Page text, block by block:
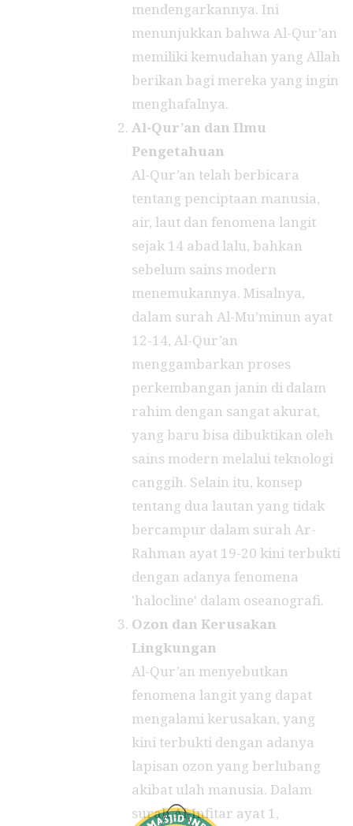
mendengarkannya. Ini
menunjukkan bahwa Al-Qur’an
memiliki kemudahan yang Allah
berikan bagi mereka yang ingin
menghafalnya.
Al-Qur’an dan Ilmu
Pengetahuan
Al-Qur’an telah berbicara
tentang penciptaan manusia,
air, laut dan fenomena langit
sejak 14 abad lalu, bahkan
sebelum sains modern
menemukannya. Misalnya,
dalam surah Al-Mu’minun ayat
12-14, Al-Qur’an
menggambarkan proses
perkembangan janin di dalam
rahim dengan sangat akurat,
yang baru bisa dibuktikan oleh
sains modern melalui teknologi
canggih. Selain itu, konsep
tentang dua lautan yang tidak
bercampur dalam surah Ar-
Rahman ayat 19-20 kini terbukti
dengan adanya fenomena
'halocline' dalam oseanografi.
Ozon dan Kerusakan
Lingkungan
Al-Qur’an menyebutkan
fenomena langit yang dapat
mengalami kerusakan, yang
kini terbukti dengan adanya
lapisan ozon yang berlubang
akibat ulah manusia. Dalam
surah Al-Infitar ayat 1,